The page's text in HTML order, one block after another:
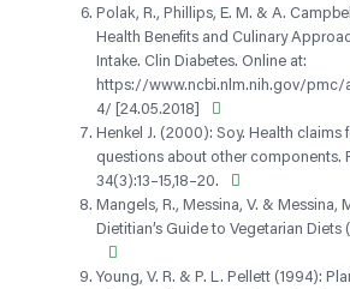
Polak, R., Phillips, E. M. & A.
Health Benefits and Culinary
Intake. Clin Diabetes. Online at:
https://www.ncbi.nlm.nih.gov/pmc/
4/ [24.05.2018]
Henkel J. (2000): Soy. Health claims
questions about other components.
34(3):13–15,18–20.
Mangels, R., Messina, V. & Messina,
Dietitian’s Guide to Vegetarian Diets
Young, V. R. & P. L. Pellett (1994):